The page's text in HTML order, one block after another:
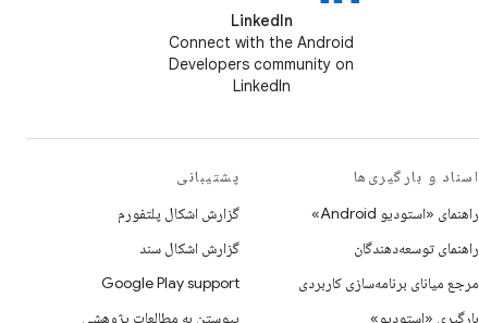
LinkedIn
Connect with the Android
Developers community on
LinkedIn
اسناد و بارگیری‌ها
راهنمای «استودیو Android»
راهنمای توسعه‌دهندگان
مرجع میانای برنامه‌سازی کاربردی
بارگیری «استودیو»
پشتیبانی
گزارش اشکال پلتفورم
گزارش اشکال سند
Google Play support
پیوستن به مطالعات پژوهشی